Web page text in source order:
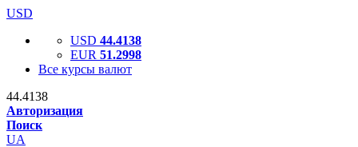
USD
USD 44.4138
EUR 51.2998
Все курсы валют
44.4138
Авторизация
Поиск
UA